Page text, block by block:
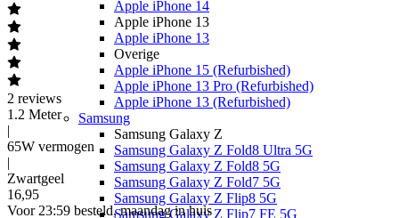
Apple iPhone 14
Apple iPhone 13
Apple iPhone 13
Overige
Apple iPhone 15 (Refurbished)
Apple iPhone 13 Pro (Refurbished)
Apple iPhone 13 (Refurbished)
Samsung
Samsung Galaxy Z
Samsung Galaxy Z Fold8 Ultra 5G
Samsung Galaxy Z Fold8 5G
Samsung Galaxy Z Fold7 5G
Samsung Galaxy Z Flip8 5G
Samsung Galaxy Z Flip7 FE 5G
2 reviews
1.2 Meter
|
65W vermogen
|
Zwartgeel
16,95
Voor 23:59 besteld, maandag in huis